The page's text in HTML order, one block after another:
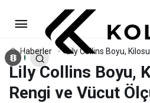
Haberler Lily Collins Boyu,
Lily Collins Boyu,
Rengi ve Vücut
Lily Collins
Rengi ve Vücut Ölçüleri
Yorum Yap